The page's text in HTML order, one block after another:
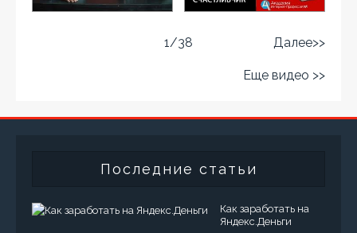
1/38 Далее>>
Еще видео >>
Последние статьи
Как заработать на
Яндекс.Деньги